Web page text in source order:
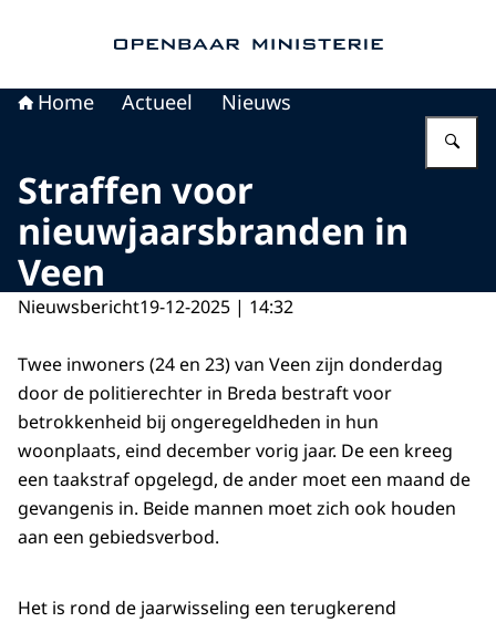
Home Actueel Nieuws
Straffen voor
nieuwjaarsbranden in
Veen
Nieuwsbericht19-12-2025 | 14:32
Twee inwoners (24 en 23) van Veen zijn donderdag
door de politierechter in Breda bestraft voor
betrokkenheid bij ongeregeldheden in hun
woonplaats, eind december vorig jaar. De een kreeg
een taakstraf opgelegd, de ander moet een maand de
gevangenis in. Beide mannen moet zich ook houden
aan een gebiedsverbod.
Het is rond de jaarwisseling een terugkerend